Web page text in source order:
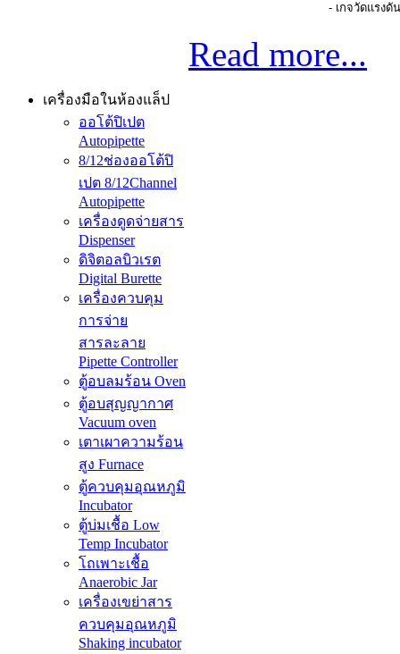
- เกจวัดแรงดัน
Read more...
เครื่องมือในห้องแล็ป
ออโต้ปิเปต
Autopipette
8/12ช่องออโต้ปิ
เปต 8/12Channel
Autopipette
เครื่องดูดจ่ายสาร
Dispenser
ดิจิตอลบิวเรต
Digital Burette
เครื่องควบคุม
การจ่าย
สารละลาย
Pipette Controller
ตู้อบลมร้อน Oven
ตู้อบสุญญากาศ
Vacuum oven
เตาเผาความร้อน
สูง Furnace
ตู้ควบคุมอุณหภูมิ
Incubator
ตู้บ่มเชื้อ Low
Temp Incubator
โถเพาะเชื้อ
Anaerobic Jar
เครื่องเขย่าสาร
ควบคุมอุณหภูมิ
Shaking incubator